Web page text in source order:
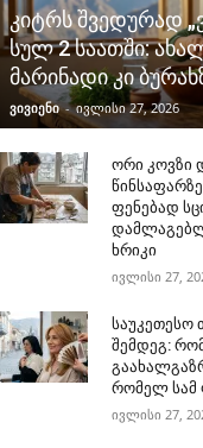
კიტრს შვედურად
სულ 2 საათში:
მარინადი კი
ვივიენი - ივლისი 27, 2026
ორი კოვზი
ფენებად
ხრიკი
ივლისი 27,
საუკეთესო
შემდეგ:
რომელ სამ
ივლისი 27,